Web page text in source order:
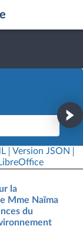
Version JSON
la
Mme Naïma
du